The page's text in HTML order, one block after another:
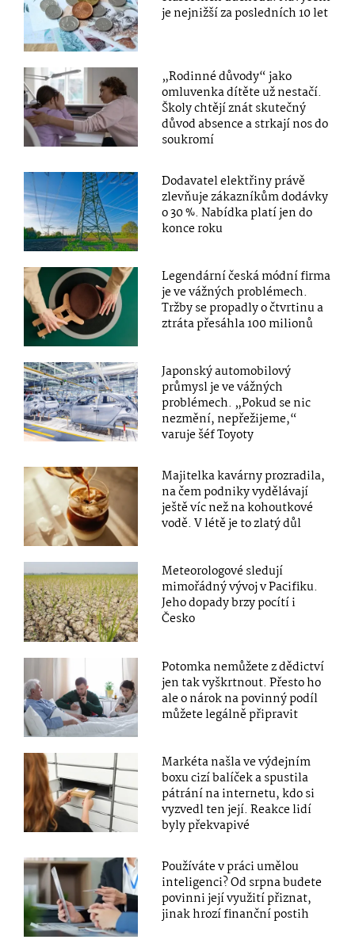
je nejnižší za posledních 10 let
„Rodinné důvody“ jako
omluvenka dítěte už nestačí.
Školy chtějí znát skutečný
důvod absence a strkají nos do
soukromí
Dodavatel elektřiny právě
zlevňuje zákazníkům dodávky
o 30 %. Nabídka platí jen do
konce roku
Legendární česká módní firma
je ve vážných problémech.
Tržby se propadly o čtvrtinu a
ztráta přesáhla 100 milionů
Japonský automobilový
průmysl je ve vážných
problémech. „Pokud se nic
nezmění, nepřežijeme,“
varuje šéf Toyoty
Majitelka kavárny prozradila,
na čem podniky vydělávají
ještě víc než na kohoutkové
vodě. V létě je to zlatý důl
Meteorologové sledují
mimořádný vývoj v Pacifiku.
Jeho dopady brzy pocítí i
Česko
Potomka nemůžete z dědictví
jen tak vyškrtnout. Přesto ho
ale o nárok na povinný podíl
můžete legálně připravit
Markéta našla ve výdejním
boxu cizí balíček a spustila
pátrání na internetu, kdo si
vyzvedl ten její. Reakce lidí
byly překvapivé
Používáte v práci umělou
inteligenci? Od srpna budete
povinni její využití přiznat,
jinak hrozí finanční postih